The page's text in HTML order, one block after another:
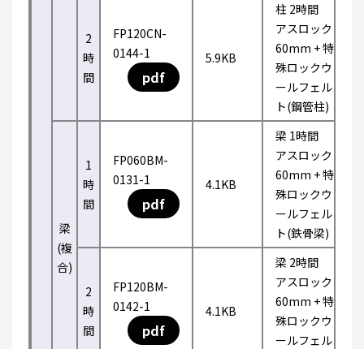
2
時
間
FP120CN-
0144-1
pdf
5.9KB
柱 2時間
アスロック
60mm + 特
殊ロックウ
ールフェル
ト(鋼管柱)
梁
(複
合)
1
時
間
FP060BM-
0131-1
pdf
4.1KB
梁 1時間
アスロック
60mm + 特
殊ロックウ
ールフェル
ト(鉄骨梁)
2
時
間
FP120BM-
0142-1
pdf
4.1KB
梁 2時間
アスロック
60mm + 特
殊ロックウ
ールフェル